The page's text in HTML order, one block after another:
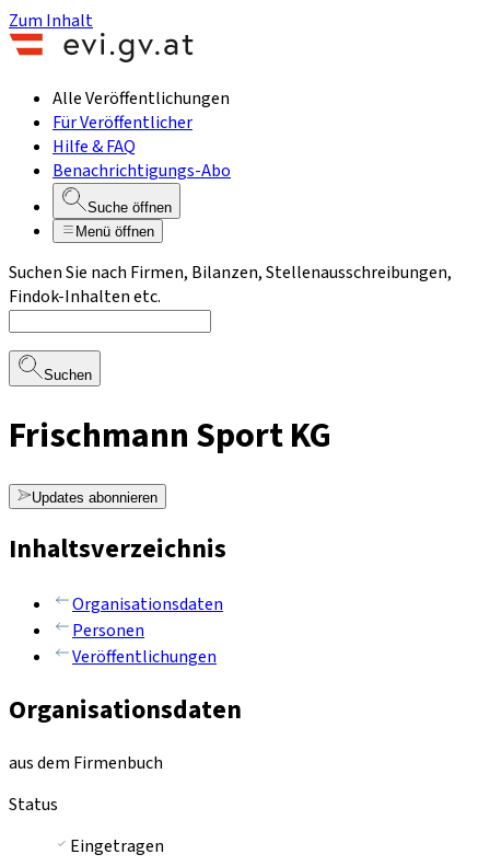
Zum Inhalt
Alle Veröffentlichungen
Für Veröffentlicher
Hilfe & FAQ
Benachrichtigungs-Abo
Suche öffnen
Menü öffnen
Suchen Sie nach Firmen, Bilanzen, Stellenausschreibungen,
Findok-Inhalten etc.
Suchen
Frischmann Sport KG
Updates abonnieren
Inhaltsverzeichnis
Organisationsdaten
Personen
Veröffentlichungen
Organisationsdaten
aus dem Firmenbuch
Status
Eingetragen